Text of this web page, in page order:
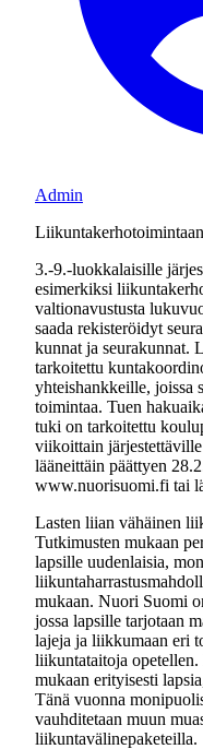
Admin
3.-9.-luokkalaisille
esimerkiksi
valtionavustusta
saada rekisteröidyt
kunnat ja seurakunnat.
tarkoitettu
yhteishankkeille, joissa
toimintaa. Tuen
tuki on tarkoitettu
viikoittain
lääneittäin päättyen
www.nuorisuomi.fi tai
Lasten liian vähäinen
Tutkimusten mukaan
lapsille uudenlaisia,
mukaan. Nuori Suomi
jossa lapsille tarjotaan
lajeja ja liikkumaan eri
liikuntataitoja
mukaan erityisesti
Tänä vuonna
vauhditetaan muun
liikuntavälinepaketeilla.